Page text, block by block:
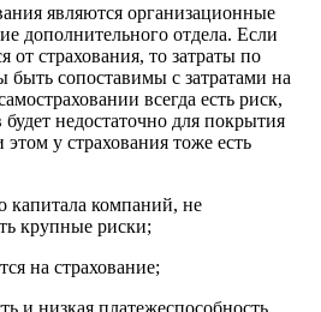
являются организационные
дополнительного отдела. Если
от страхования, то затраты по
сопоставимы с затратами на
всегда есть риск,
недостаточно для покрытия
у страхования тоже есть
капитала компаний, не
крупные риски;
на страхование;
и низкая платежеспособность